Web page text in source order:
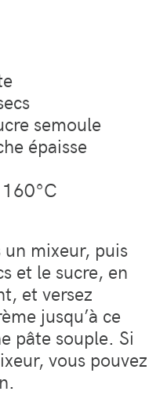
semoule
épaisse
mixeur, puis
et le sucre, en
et versez
jusqu’à ce
pâte souple. Si
vous pouvez